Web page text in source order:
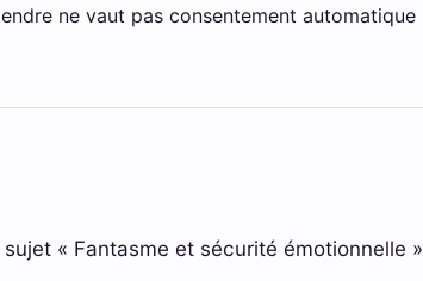
ne vaut pas consentement automatique
« Fantasme et sécurité émotionnelle »